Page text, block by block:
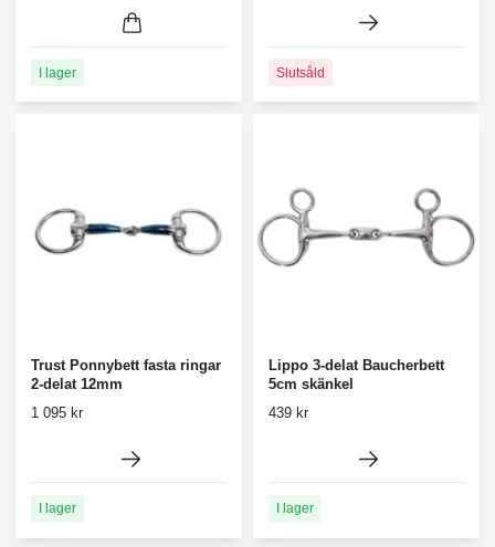
I lager Slutsåld
Trust Ponnybett fasta ringar
2-delat 12mm
1 095 kr
I lager
Lippo 3-delat Baucherbett
5cm skänkel
439 kr
I lager